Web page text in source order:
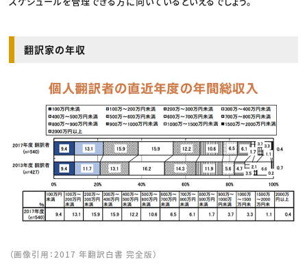
翻訳家の年収
（画像引用：2017 年翻訳白書 完全版）